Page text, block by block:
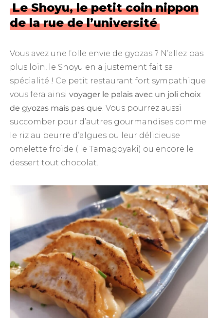
Le Shoyu, le petit coin nippon
de la rue de l’université
Vous avez une folle envie de gyozas ? N’allez pas
plus loin, le Shoyu en a justement fait sa
spécialité ! Ce petit restaurant fort sympathique
vous fera ainsi voyager le palais avec un joli choix
de gyozas mais pas que. Vous pourrez aussi
succomber pour d’autres gourmandises comme
le riz au beurre d’algues ou leur délicieuse
omelette froide ( le Tamagoyaki) ou encore le
dessert tout chocolat.